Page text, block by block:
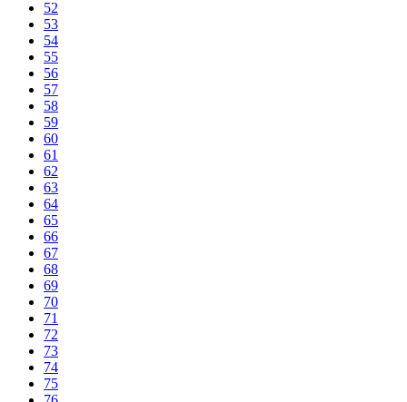
52
53
54
55
56
57
58
59
60
61
62
63
64
65
66
67
68
69
70
71
72
73
74
75